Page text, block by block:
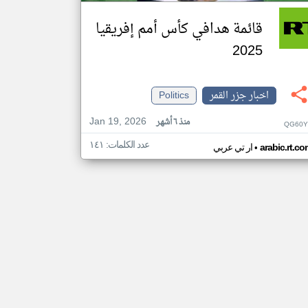
قائمة هدافي كأس أمم إفريقيا
2025
اخبار جزر القمر
Politics
Jan 19, 2026
منذ ٦ أشهر
ار تي عربي• عدد الكلمات: ١٤١